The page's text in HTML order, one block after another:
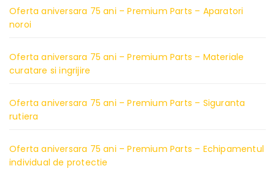
Oferta aniversara 75 ani – Premium Parts – Aparatori
noroi
Oferta aniversara 75 ani – Premium Parts – Materiale
curatare si ingrijire
Oferta aniversara 75 ani – Premium Parts – Siguranta
rutiera
Oferta aniversara 75 ani – Premium Parts – Echipamentul
individual de protectie